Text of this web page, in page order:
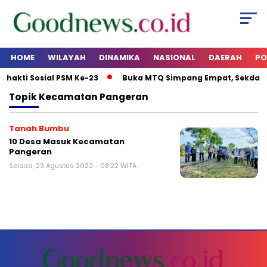
HOME WILAYAH DINAMIKA NASIONAL DAERAH
Sosial PSM Ke-23 Buka MTQ Simpang Empat, Sekda
TopikKecamatan Pangeran
Tanah Bumbu
10 Desa Masuk Kecamatan
Pangeran
Selasa, 23 Agustus 2022 - 08:22 WITA